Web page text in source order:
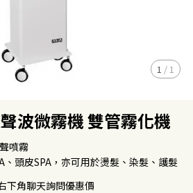
1 / 1
波微霧機 雙管霧化機
噴霧
、頭皮SPA，亦可用於燙髮、染髮、護髮
下角聊天詢問優惠價